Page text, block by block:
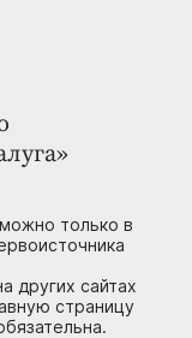
только в
других сайтах
страницу